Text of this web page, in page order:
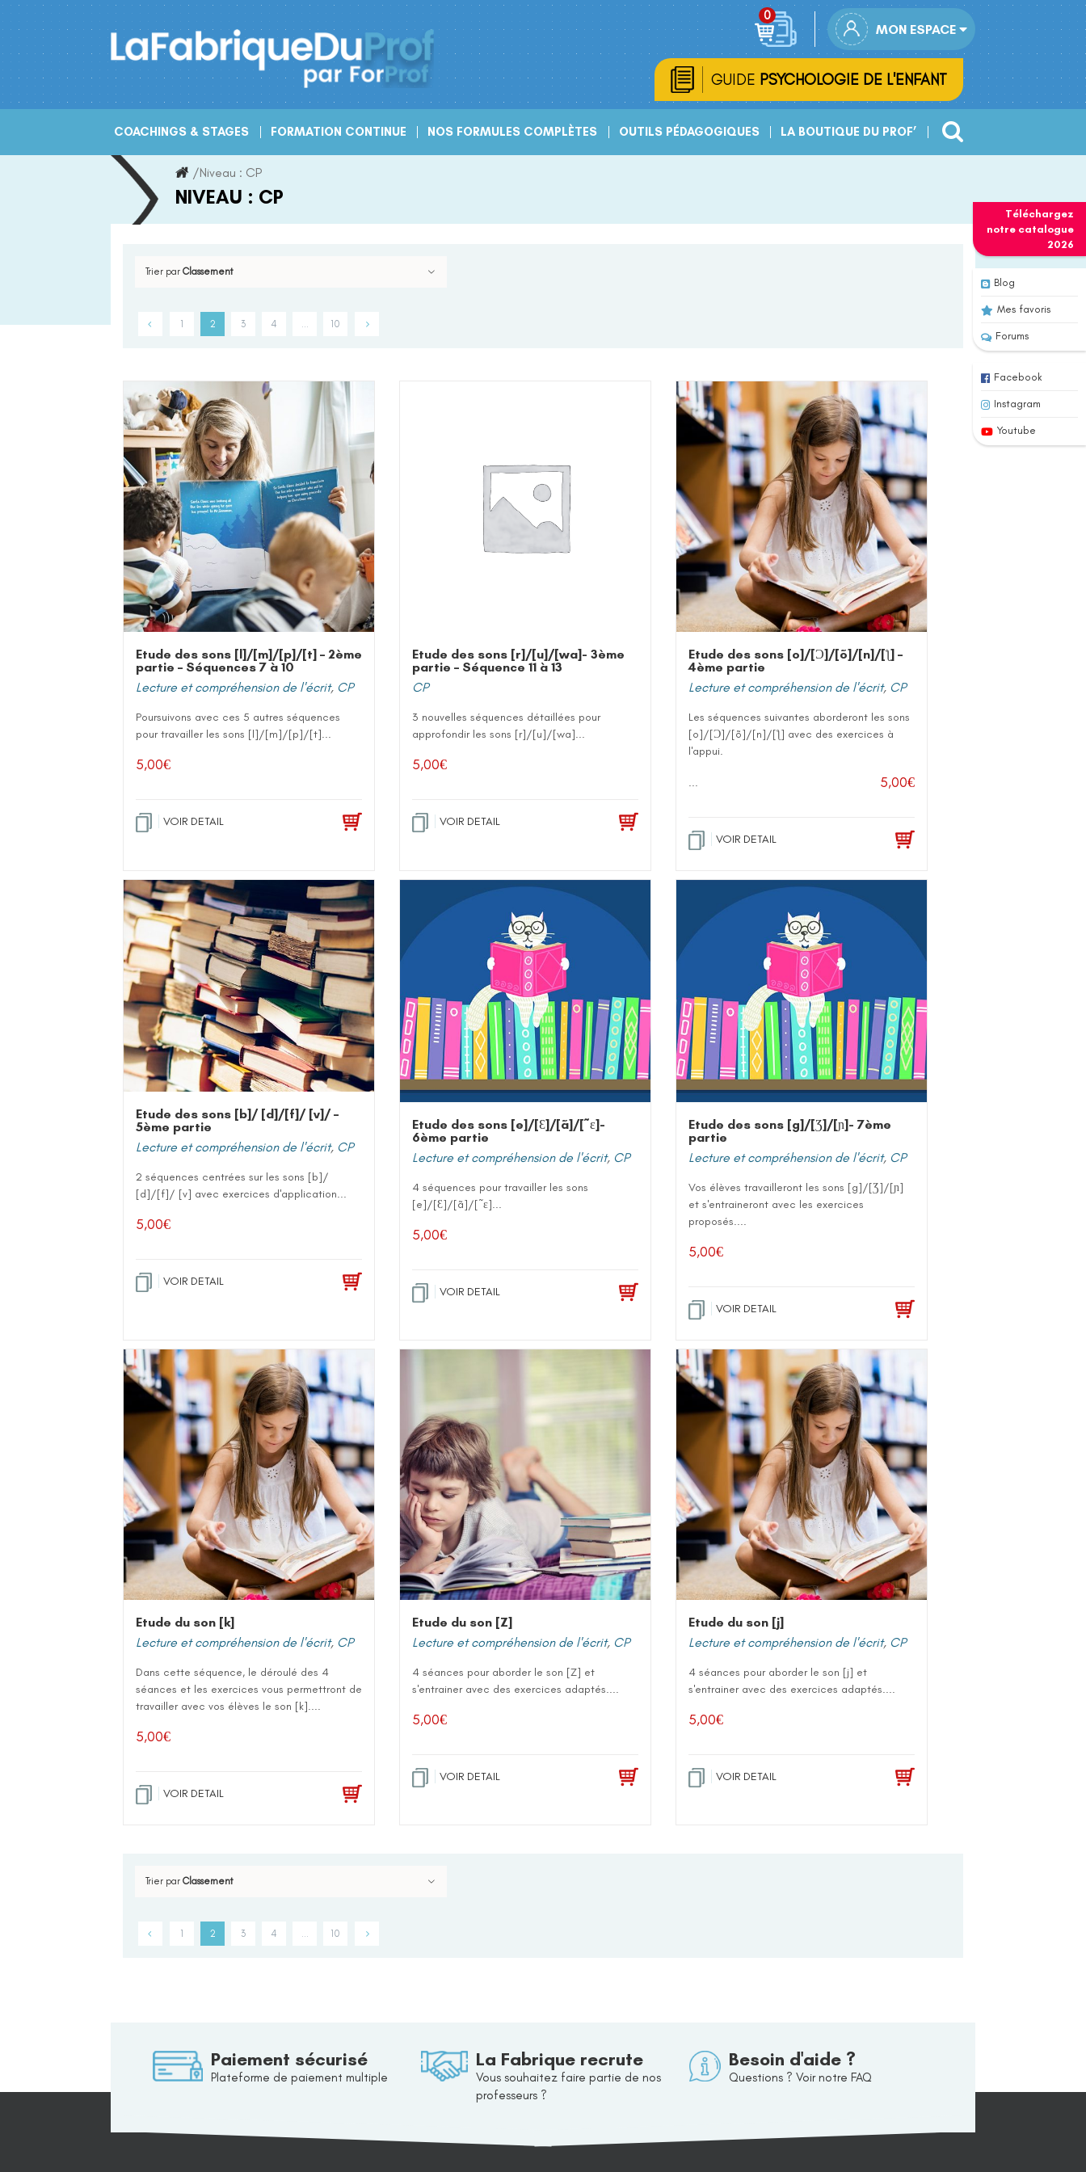
Téléchargez
notre catalogue
2026
Blog
Mes favoris
Forums
Facebook
Instagram
Youtube
Skip
to
MON ESPACE
GUIDE PSYCHOLOGIE DE L'ENFANT
COACHINGS & STAGES FORMATION CONTINUE NOS FORMULES COMPLÈTES OUTILS PÉDAGOGIQUES LA BOUTIQUE DU PROF’
/Niveau : CP
NIVEAU : CP
Trier par Classement
1 2 3 4 … 10
Etude des sons [l]/[m]/[p]/[t] – 2ème
partie – Séquences 7 à 10
Lecture et compréhension de l'écrit, CP
Poursuivons avec ces 5 autres séquences
pour travailler les sons [l]/[m]/[p]/[t]...
5,00€
VOIR DETAIL
Etude des sons [r]/[u]/[wa]- 3ème
partie – Séquence 11 à 13
CP
3 nouvelles séquences détaillées pour
approfondir les sons [r]/[u]/[wa]...
5,00€
VOIR DETAIL
Etude des sons [o]/[Ɔ]/[õ]/[n]/[ƪ] –
4ème partie
Lecture et compréhension de l'écrit, CP
Les séquences suivantes aborderont les sons
[o]/[Ɔ]/[õ]/[n]/[ƪ] avec des exercices à
l'appui.
... 5,00€
VOIR DETAIL
Etude des sons [b]/ [d]/[f]/ [v]/ –
5ème partie
Lecture et compréhension de l'écrit, CP
2 séquences centrées sur les sons [b]/
[d]/[f]/ [v] avec exercices d'application...
5,00€
VOIR DETAIL
Etude des sons [e]/[Ɛ]/[ã]/[˜ε]-
6ème partie
Lecture et compréhension de l'écrit, CP
4 séquences pour travailler les sons
[e]/[Ɛ]/[ã]/[˜ε]...
5,00€
VOIR DETAIL
Etude des sons [g]/[Ʒ]/[ɲ]- 7ème
partie
Lecture et compréhension de l'écrit, CP
Vos élèves travailleront les sons [g]/[Ʒ]/[ɲ]
et s'entraineront avec les exercices
proposés....
5,00€
VOIR DETAIL
Etude du son [k]
Lecture et compréhension de l'écrit, CP
Dans cette séquence, le déroulé des 4
séances et les exercices vous permettront de
travailler avec vos élèves le son [k]....
5,00€
VOIR DETAIL
Etude du son [Z]
Lecture et compréhension de l'écrit, CP
4 séances pour aborder le son [Z] et
s'entrainer avec des exercices adaptés....
5,00€
VOIR DETAIL
Etude du son [j]
Lecture et compréhension de l'écrit, CP
4 séances pour aborder le son [j] et
s'entrainer avec des exercices adaptés....
5,00€
VOIR DETAIL
Trier par Classement
1 2 3 4 … 10
Paiement sécurisé
Plateforme de paiement multiple
La Fabrique recrute
Vous souhaitez faire partie de nos
professeurs ?
Besoin d'aide ?
Questions ? Voir notre FAQ